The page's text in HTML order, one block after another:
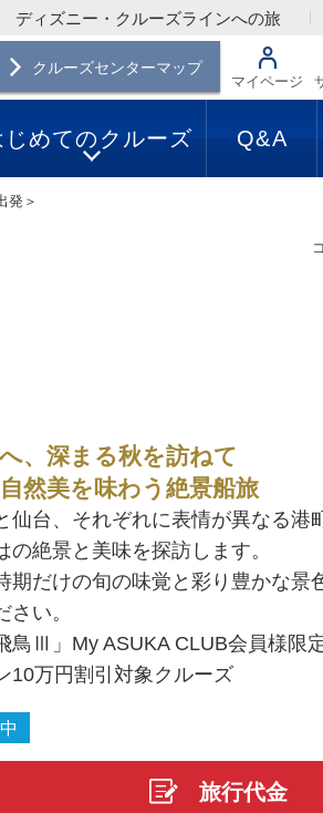
ディズニー・クルーズラインへの旅
マイページ
クルーズセンターマップ
じめてのクルーズ Q&A
発＞
、深まる秋を訪ねて
然美を味わう絶景船旅
仙台、それぞれに表情が異なる港
の絶景と美味を探訪します。
期だけの旬の味覚と彩り豊かな景
さい。
鳥Ⅲ」My ASUKA CLUB会員様限
10万円割引対象クルーズ
旅行代金